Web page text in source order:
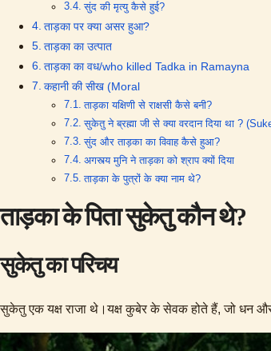
​सुंद की मृत्यु कैसे हुई?
ताड़का पर क्या असर हुआ?
ताड़का का उत्पात
ताड़का का वध/who killed Tadka in Ramayna
कहानी की सीख (Moral
ताड़का यक्षिणी से राक्षसी कैसे बनी?
सुकेतु ने ब्रह्मा जी से क्या वरदान दिया था ?
सुंद और ताड़का का विवाह कैसे हुआ?
अगस्त्य मुनि ने ताड़का को श्राप क्यों दिया
ताड़का के पुत्रों के क्या नाम थे?
ताड़का के पिता सुकेतु कौन थे?
सुकेतु का परिचय
सुकेतु एक यक्ष राजा थे।यक्ष कुबेर के सेवक होते हैं, जो धन